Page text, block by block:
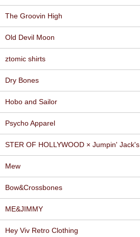
The Groovin High
Old Devil Moon
ztomic shirts
Dry Bones
Hobo and Sailor
Psycho Apparel
STER OF HOLLYWOOD × Jumpin' Jack's
Mew
Bow&Crossbones
ME&JIMMY
Hey Viv Retro Clothing